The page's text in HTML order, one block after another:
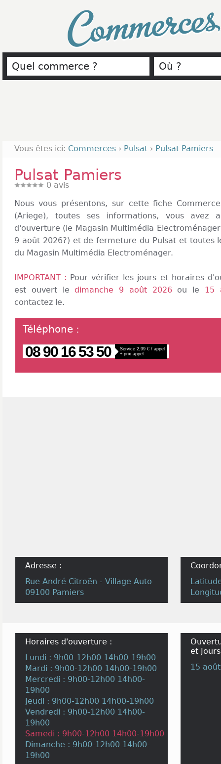
Vous êtes ici: Commerces › Pulsat › Pulsat Pamiers
Pulsat Pamiers
0 avis
Nous vous présentons, sur cette fiche
(Ariege), toutes ses informations, vous avez
d'ouverture (le Magasin Multimédia
9 août 2026?) et de fermeture du Pulsat et toutes
du Magasin Multimédia Electroménager.
IMPORTANT : Pour vérifier les jours et horaires
est ouvert le dimanche 9 août 2026ou le 15
contactez le.
Téléphone :
08 90 16 53 50
Service 2,99 € / appel
+ prix appel
Adresse :
Rue André Citroën - Village Auto
09100 Pamiers
Horaires d'ouverture :
Lundi : 9h00-12h00 14h00-19h00
Mardi : 9h00-12h00 14h00-19h00
Mercredi : 9h00-12h00 14h00-
19h00
Jeudi : 9h00-12h00 14h00-19h00
Vendredi : 9h00-12h00 14h00-
19h00
Samedi : 9h00-12h00 14h00-19h00
Dimanche : 9h00-12h00 14h00-
19h00
et
15